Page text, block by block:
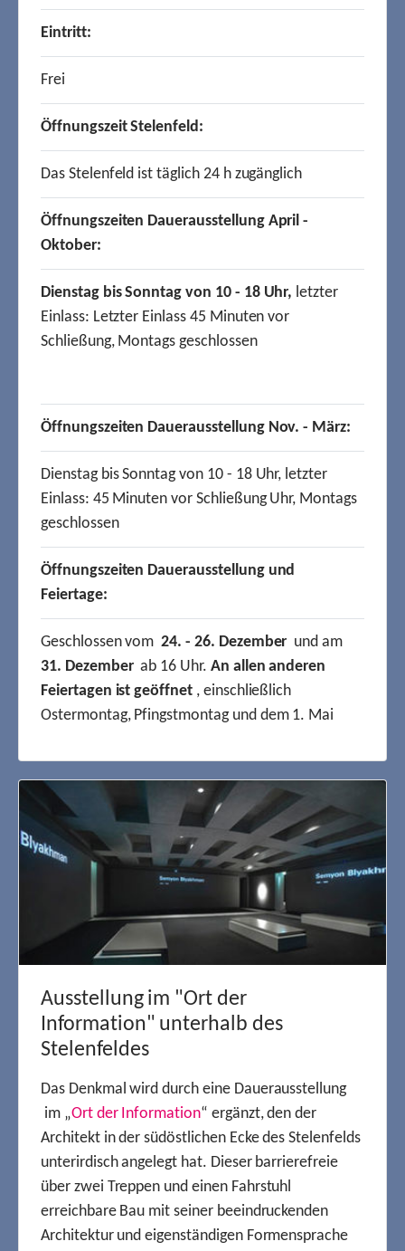
Ausstellung im "Ort der
Information" unterhalb des
Stelenfeldes
Das Denkmal wird durch eine Dauerausstellung
im „Ort der Information“ ergänzt, den der
Architekt in der südöstlichen Ecke des Stelenfelds
unterirdisch angelegt hat. Dieser barrierefreie
über zwei Treppen und einen Fahrstuhl
erreichbare Bau mit seiner beeindruckenden
Architektur und eigenständigen Formensprache
Eintritt:
Frei
Öffnungszeit Stelenfeld:
Das Stelenfeld ist täglich 24 h zugänglich
Öffnungszeiten Dauerausstellung April -
Oktober:
Dienstag bis Sonntag von 10 - 18 Uhr, letzter
Einlass: Letzter Einlass 45 Minuten vor
Schließung, Montags geschlossen
Öffnungszeiten Dauerausstellung Nov. - März:
Dienstag bis Sonntag von 10 - 18 Uhr, letzter
Einlass: 45 Minuten vor Schließung Uhr, Montags
geschlossen
Öffnungszeiten Dauerausstellung und
Feiertage:
Geschlossen vom24. - 26. Dezember und am
31. Dezemberab 16 Uhr. An allen anderen
Feiertagen ist geöffnet, einschließlich
Ostermontag, Pfingstmontag und dem 1. Mai